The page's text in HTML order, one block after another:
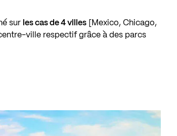
sur les cas de 4 villes [Mexico, Chicago,
ville respectif grâce à des parcs